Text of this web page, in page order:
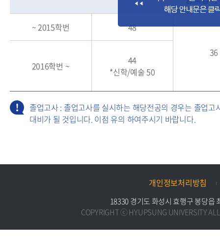
~ 2015학번 48
36
2016학번 ~
44
*신학/예술 50
졸업고사 : 졸업고사를 실시하는 해당전공의 경우는 졸업
대비가 될 것입니다. 이점 유의 하여주시기 바랍니다.
개인정보처리방침
18330 경기도 화성시 효행구 봉당읍
COPYRIGHT ⓒ HYUPSUNG UNIVERSITY